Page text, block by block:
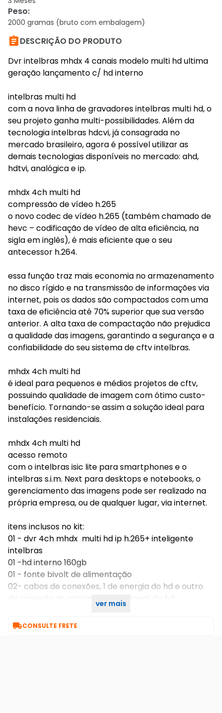
Peso:
2000 gramas (bruto com embalagem)
DESCRIÇÃO DO PRODUTO
Dvr intelbras mhdx 4 canais modelo multi hd ultima
geração lançamento c/ hd interno
intelbras multi hd
com a nova linha de gravadores intelbras multi hd, o
seu projeto ganha multi-possibilidades. Além da
tecnologia intelbras hdcvi, já consagrada no
mercado brasileiro, agora é possível utilizar as
demais tecnologias disponíveis no mercado: ahd,
hdtvi, analógica e ip.
mhdx 4ch multi hd
compressão de vídeo h.265
o novo codec de vídeo h.265 (também chamado de
hevc – codificação de vídeo de alta eficiência, na
sigla em inglês), é mais eficiente que o seu
antecessor h.264.
essa função traz mais economia no armazenamento
no disco rígido e na transmissão de informações via
internet, pois os dados são compactados com uma
taxa de eficiência até 70% superior que sua versão
anterior. A alta taxa de compactação não prejudica
a qualidade das imagens, garantindo a segurança e a
confiabilidade do seu sistema de cftv intelbras.
mhdx 4ch multi hd
é ideal para pequenos e médios projetos de cftv,
possuindo qualidade de imagem com ótimo custo-
benefício. Tornando-se assim a solução ideal para
instalações residenciais.
mhdx 4ch multi hd
acesso remoto
com o intelbras isic lite para smartphones e o
intelbras s.i.m. Next para desktops e notebooks, o
gerenciamento das imagens pode ser realizado na
própria empresa, ou de qualquer lugar, via internet.
itens inclusos no kit:
01 - dvr 4ch mhdx multi hd ip h.265+ inteligente
intelbras
01 -hd interno 160gb
01 - fonte bivolt de alimentação
02- cabos de conexões, 1 de energia do hd e outro
de conexão de gravação de imagem do hd
ver mais
CONSULTE FRETE